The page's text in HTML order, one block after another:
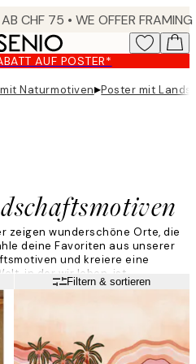
AUF POSTER*
Naturmotiven▸Poster mit
zeigen wunderschöne Orte, die
deine Favoriten aus unserer
und kreiere eine
in der wir leben, ist
wir mit unserenFiltern & sortieren